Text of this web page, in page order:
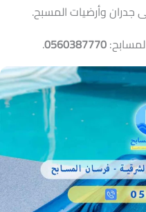
جدران وأرضيات المسبح.
0560387770
.